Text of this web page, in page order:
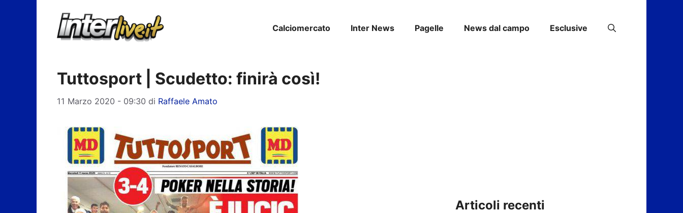
Calciomercato Inter News Pagelle News dal campo Esclusive
Tuttosport | Scudetto: finirà così!
11 Marzo 2020 - 09:30 di Raffaele Amato
Articoli recenti